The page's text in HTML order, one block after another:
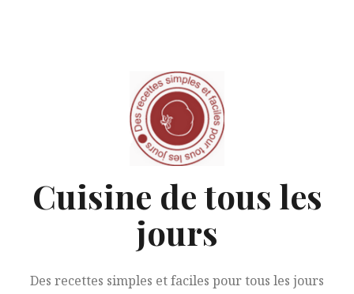
Cuisine de tous les
jours
Des recettes simples et faciles pour tous les jours